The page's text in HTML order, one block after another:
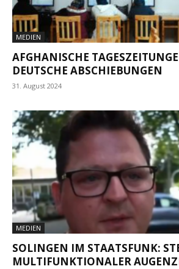
MEDIEN
AFGHANISCHE
DEUTSCHE ABSCHIEBUNGEN
31. August 2024
MEDIEN
SOLINGEN IM STAATSFUNK:
MULTIFUNKTIONALER